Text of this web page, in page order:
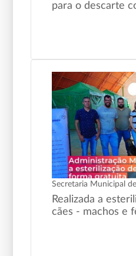
para o descarte
Secretaria Municipal
Realizada a
cães - machos e